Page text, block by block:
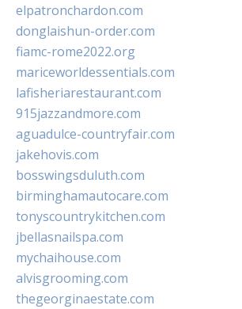
elpatronchardon.com
donglaishun-order.com
fiamc-rome2022.org
mariceworldessentials.com
lafisheriarestaurant.com
915jazzandmore.com
aguadulce-countryfair.com
jakehovis.com
bosswingsduluth.com
birminghamautocare.com
tonyscountrykitchen.com
jbellasnailspa.com
mychaihouse.com
alvisgrooming.com
thegeorginaestate.com